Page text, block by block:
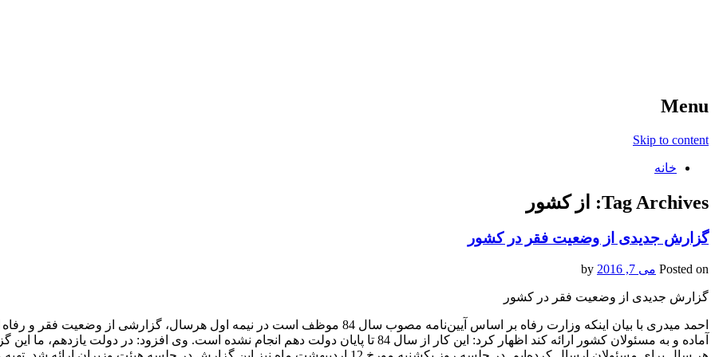
Menu
Skip to content
خانه
Tag Archives: از کشور
گزارش جدیدی از وضعیت فقر در کشور
Posted on می 7, 2016
گزارش جدیدی از وضعیت فقر در کشور
احمد میدری با بیان اینکه وزارت رفاه بر اساس آیین‌نامه مصوب سال 84 موظف است در نیمه اول هرسال، گزارشی از وضعیت
آماده و به مسئولان کشور ارائه کند اظهار کرد: این کار از سال 84 تا پایان دولت دهم انجام نشده است. وی افزود: در دولت یازدهم،